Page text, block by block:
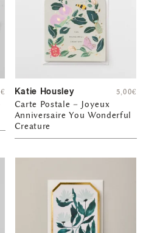
€ Katie Housley
Carte Postale – Joyeux
Anniversaire You Wonderful
Creature
5,00€